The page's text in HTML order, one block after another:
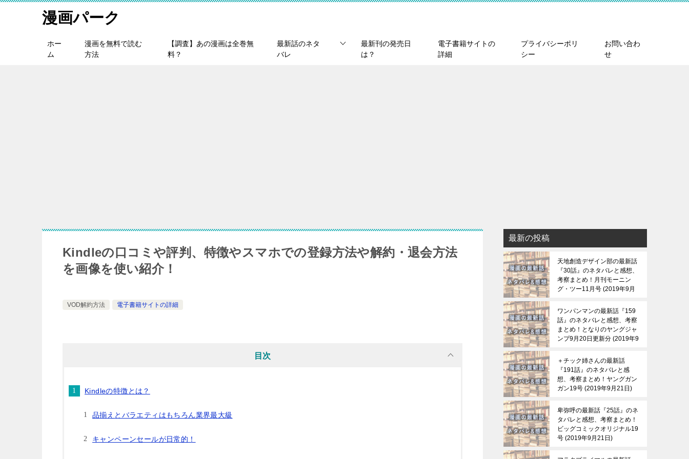
漫画パーク
ホー
ム
漫画を無料で読む
方法
【調査】あの漫画は全巻無
料？
最新話のネタ
バレ
最新刊の発売日
は？
電子書籍サイトの
詳細
プライバシーポリ
シー
お問い合わ
せ
Kindleの口コミや評判、特徴やスマホでの登録方法や解約・退会方法
を画像を使い紹介！
VOD解約方法 電子書籍サイトの詳細
目次
Kindleの特徴とは？
品揃えとバラエティはもちろん業界最大級
キャンペーンセールが日常的！
最新の投稿
天地創造デザイン部の最新話
『30話』のネタバレと感想、
考察まとめ！月刊モーニン
グ・ツー11月号 2019年9月
ワンパンマンの最新話『159
話』のネタバレと感想、考察
まとめ！となりのヤングジャ
ンプ9月20日更新分 2019年9
＋チック姉さんの最新話
『191話』のネタバレと感
想、考察まとめ！ヤングガン
ガン19号 2019年9月21日
卑弥呼の最新話『25話』のネ
タバレと感想、考察まとめ！
ビッグコミックオリジナル19
号 2019年9月21日